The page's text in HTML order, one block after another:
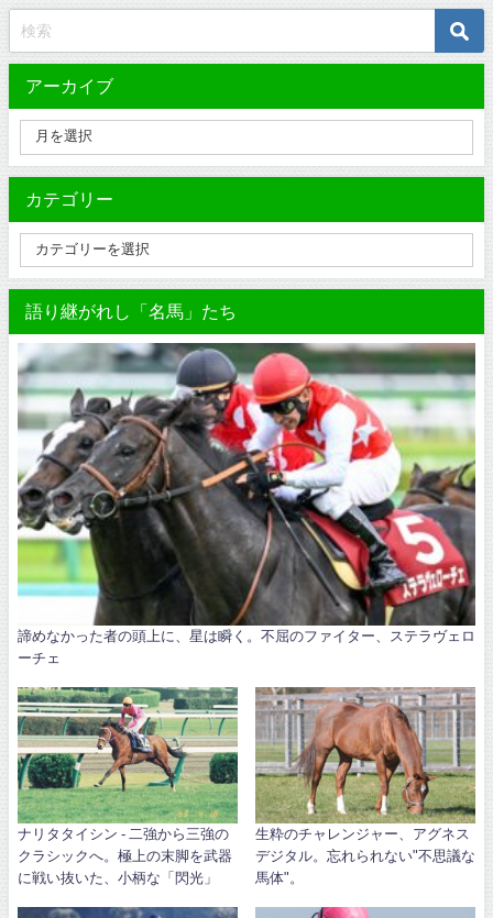
アーカイブ
カテゴリー
語り継がれし「名馬」たち
諦めなかった者の頭上に、星は瞬く。不屈のファイター、ステラヴェロ
ーチェ
ナリタタイシン - 二強から三強の
クラシックへ。極上の末脚を武器
に戦い抜いた、小柄な「閃光」
生粋のチャレンジャー、アグネス
デジタル。忘れられない"不思議な
馬体"。